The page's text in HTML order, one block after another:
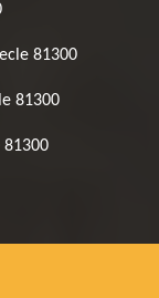
81300
81300